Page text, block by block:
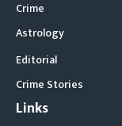
Crime
Astrology
Editorial
Crime Stories
Links